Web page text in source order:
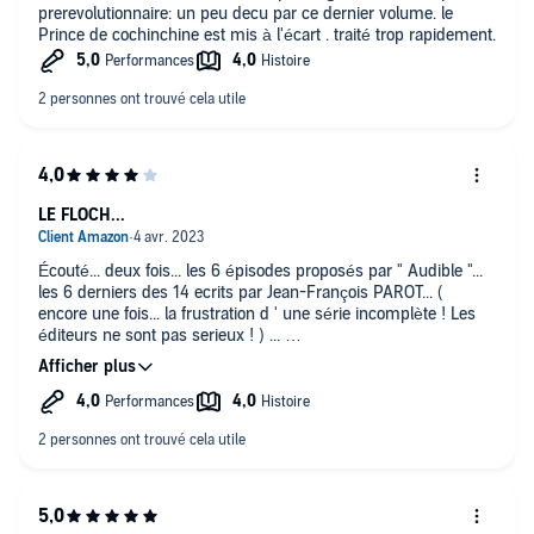
prerevolutionnaire: un peu decu par ce dernier volume. le
Prince de cochinchine est mis à l'écart . traité trop rapidement.
Écouté... deux fois... les 6 épisodes proposés par " Audible "...
les 6 derniers des 14 ecrits par Jean-François PAROT... (
encore une fois... la frustration d ' une série incomplète ! Les
éditeurs ne sont pas serieux ! ) ...
Du très bon policier historique ... en dépit de quelques
longueurs et lourdeurs ... pas bien genantes sur la lecture d' un
épisode... mais manifestes si on se lance dans une lecture
situations qui se renouvellent... à l' identique... En particulier ...
ces tablées amicales ... avec chaque fois... " la manière "...
LE FLOCH...